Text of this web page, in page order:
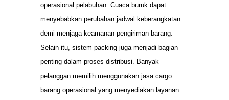
operasional pelabuhan. Cuaca buruk dapat
menyebabkan perubahan jadwal keberangkatan
demi menjaga keamanan pengiriman barang.
Selain itu, sistem packing juga menjadi bagian
penting dalam proses distribusi. Banyak
pelanggan memilih menggunakan jasa cargo
barang operasional yang menyediakan layanan